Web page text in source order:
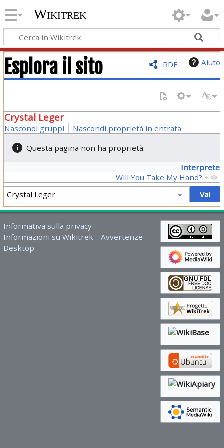
Wikitrek
RDF Aiuto
Esplora il sito
Crystal Leger
Nascondi gruppi
Nascondi proprietà in entrata
Questa pagina non ha proprietà.
Interprete
Will You Take My Hand? +
Informativa sulla privacy
Informazioni su Wikitrek
Avvertenze
Desktop